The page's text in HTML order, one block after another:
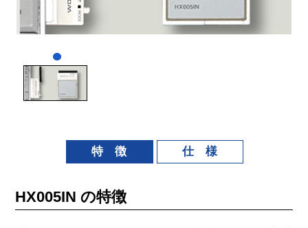
特 徴 仕 様
HX005IN の特徴